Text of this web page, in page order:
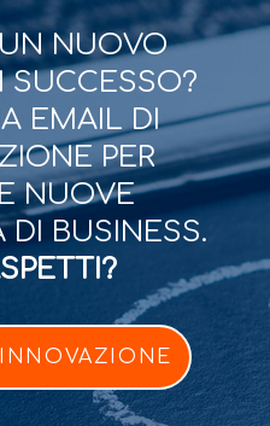
NUOVO
SUCCESSO?
EMAIL DI
PER
NUOVE
DI BUSINESS.